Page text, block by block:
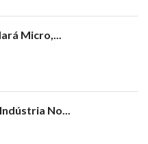
Micro,...
No...